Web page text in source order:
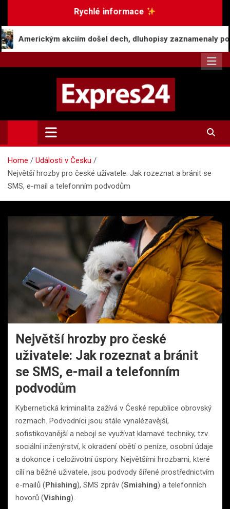
content
Rychlé informace
došel dech, dluhopisy zaznamenaly pokles v červenci
Expres24.cz
Rychlé zprávy po celý den
Home
Události v Česku
Největší hrozby pro české uživatele: Jak rozeznat a bránit se
SMS, e-mail a telefonním podvodům
Největší hrozby pro české
uživatele: Jak rozeznat a bránit
se SMS, e-mail a telefonním
podvodům
Kybernetická kriminalita zažívá v České republice obrovský
rozmach. Podvodníci jsou stále vynalézavější,
sofistikovanější a nebojí se využívat klamavé techniky, tzv.
sociální inženýrství, k okradení obětí o peníze, osobní údaje
a dokonce i celoživotní úspory. Největšími hrozbami, které
cílí na běžné uživatele, jsou podvody šířené prostřednictvím
e-mailů (Phishing), SMS zpráv (Smishing) a telefonních
hovorů (Vishing).